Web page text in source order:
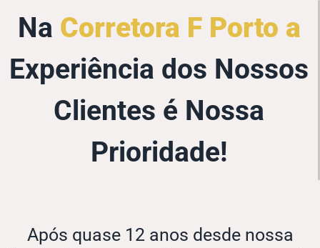
Na Corretora F Porto a
Experiência dos Nossos
Clientes é Nossa
Prioridade!
Após quase 12 anos desde nossa